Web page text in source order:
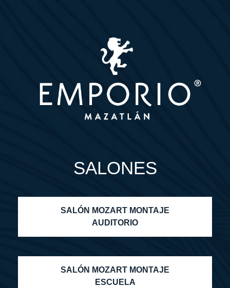
SALONES
SALÓN MOZART MONTAJE
AUDITORIO
SALÓN MOZART MONTAJE
ESCUELA